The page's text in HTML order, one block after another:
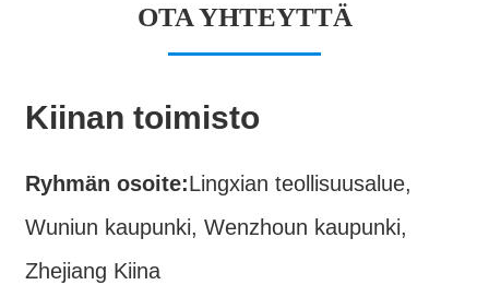
OTA YHTEYTTÄ
Kiinan toimisto
Ryhmän osoite:Lingxian teollisuusalue,
Wuniun kaupunki, Wenzhoun kaupunki,
Zhejiang Kiina